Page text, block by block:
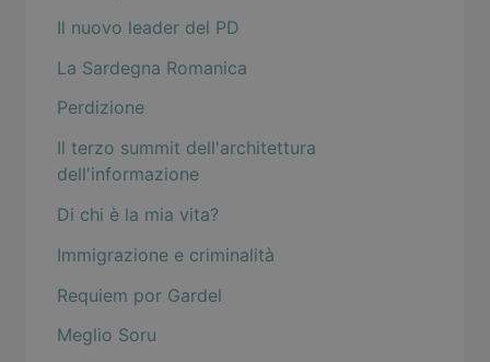
Il nuovo leader del PD
La Sardegna Romanica
Perdizione
Il terzo summit dell'architettura
dell'informazione
Di chi è la mia vita?
Immigrazione e criminalità
Requiem por Gardel
Meglio Soru